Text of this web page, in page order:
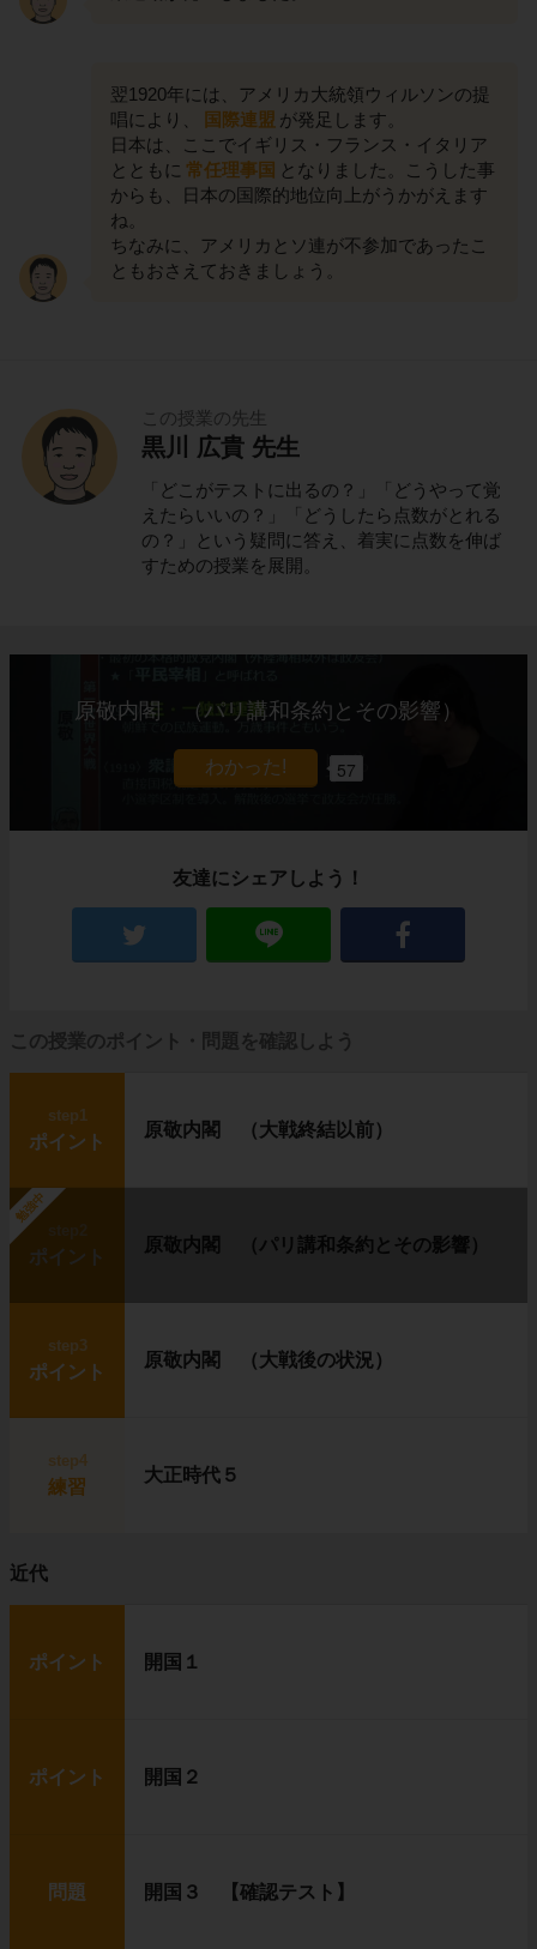
翌1920年には、アメリカ大統領ウィルソンの提
唱により、
国際連盟 が発足します。
日本は、ここでイギリス・フランス・イタリア
とともに 常任理事国 となりました。こうした事
からも、日本の国際的地位向上がうかがえます
ね。
ちなみに、アメリカとソ連が不参加であったこ
ともおさえておきましょう。
この授業の先生
黒川 広貴 先生
「どこがテストに出るの？」「どうやって覚
えたらいいの？」「どうしたら点数がとれる
の？」という疑問に答え、着実に点数を伸ば
すための授業を展開。
原敬内閣 （パリ講和条約とその影響）
57
友達にシェアしよう！
この授業のポイント・問題を確認しよう
step1
ポイント
原敬内閣 （大戦終結以前）
勉強中
ポイント
原敬内閣 （パリ講和条約とその影響）
step3
ポイント
原敬内閣 （大戦後の状況）
step4
練習
大正時代５
近代
ポイント 開国１
ポイント 開国２
問題 開国３ 【確認テスト】